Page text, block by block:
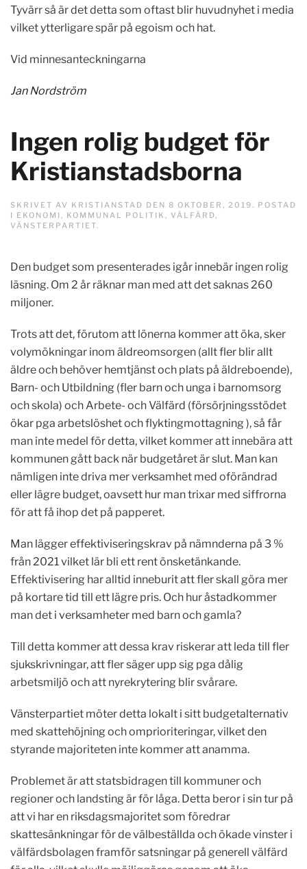
Tyvärr så är det detta som oftast blir huvudnyhet i media
vilket ytterligare spär på egoism och hat.
Vid minnesanteckningarna
Jan Nordström
Ingen rolig budget för
Kristianstadsborna
SKRIVET AV KRISTIANSTAD DEN 8 OKTOBER, 2019. POSTAD
I EKONOMI , KOMMUNAL POLITIK , VÄLFÄRD,
VÄNSTERPARTIET.
Den budget som presenterades igår innebär ingen rolig
läsning. Om 2 år räknar man med att det saknas 260
miljoner.
Trots att det, förutom att lönerna kommer att öka, sker
volymökningar inom äldreomsorgen (allt fler blir allt
äldre och behöver hemtjänst och plats på äldreboende),
Barn- och Utbildning (fler barn och unga i barnomsorg
och skola) och Arbete- och Välfärd (försörjningsstödet
ökar pga arbetslöshet och flyktingmottagning ), så får
man inte medel för detta, vilket kommer att innebära att
kommunen gått back när budgetåret är slut. Man kan
nämligen inte driva mer verksamhet med oförändrad
eller lägre budget, oavsett hur man trixar med siffrorna
för att få ihop det på papperet.
Man lägger effektiviseringskrav på nämnderna på 3 %
från 2021 vilket lär bli ett rent önsketänkande.
Effektivisering har alltid inneburit att fler skall göra mer
på kortare tid till ett lägre pris. Och hur åstadkommer
man det i verksamheter med barn och gamla?
Till detta kommer att dessa krav riskerar att leda till fler
sjukskrivningar, att fler säger upp sig pga dålig
arbetsmiljö och att nyrekrytering blir svårare.
Vänsterpartiet möter detta lokalt i sitt budgetalternativ
med skattehöjning och omprioriteringar, vilket den
styrande majoriteten inte kommer att anamma.
Problemet är att statsbidragen till kommuner och
regioner och landsting är för låga. Detta beror i sin tur på
att vi har en riksdagsmajoritet som föredrar
skattesänkningar för de välbeställda och ökade vinster i
välfärdsbolagen framför satsningar på generell välfärd